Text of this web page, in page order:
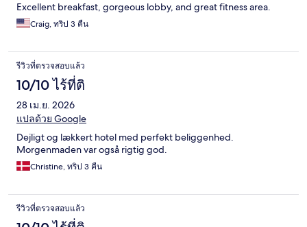
Excellent breakfast, gorgeous lobby, and great fitness area.
Craig, ทริป 3 คืน
รีวิวที่ตรวจสอบแล้ว
10/10 ไร้ที่ติ
28 เม.ย. 2026
แปลด้วย Google
Dejligt og lækkert hotel med perfekt beliggenhed.
Morgenmaden var også rigtig god.
Christine, ทริป 3 คืน
รีวิวที่ตรวจสอบแล้ว